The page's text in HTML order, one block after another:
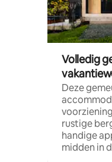
Volledig
Deze
rustige
handige
midden in